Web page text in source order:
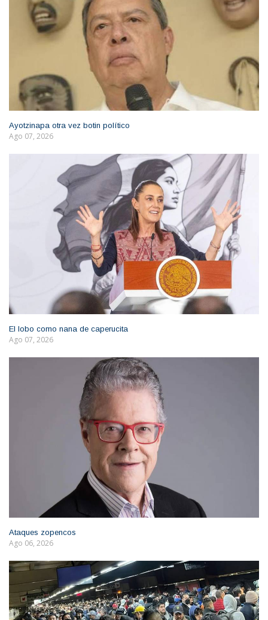
Ayotzinapa otra vez botin político
Ago 07, 2026
El lobo como nana de caperucita
Ago 07, 2026
Ataques zopencos
Ago 06, 2026